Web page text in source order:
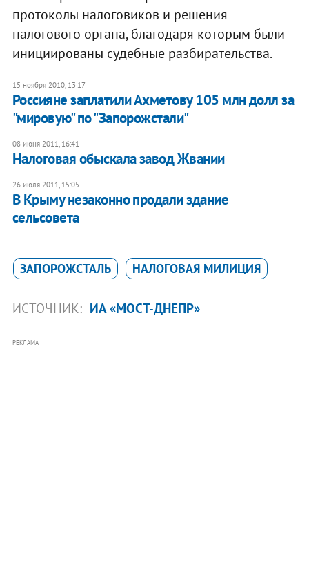
протоколы налоговиков и решения
налогового органа, благодаря которым были
инициированы судебные разбирательства.
15 ноября 2010, 13:17
Россияне заплатили Ахметову 105 млн долл за
"мировую" по "Запорожстали"
08 июня 2011, 16:41
​Налоговая обыскала завод Жвании
26 июля 2011, 15:05
В Крыму незаконно продали здание
сельсовета
ЗАПОРОЖСТАЛЬ НАЛОГОВАЯ МИЛИЦИЯ
ИСТОЧНИК: ИА «МОСТ-ДНЕПР»
РЕКЛАМА